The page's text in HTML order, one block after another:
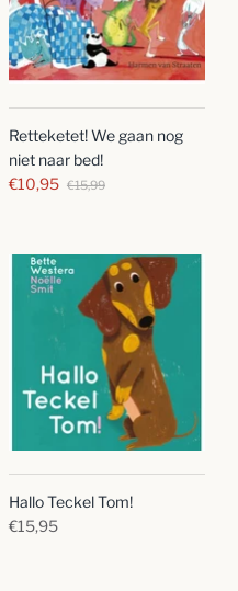
Retteketet! We gaan nog
niet naar bed!
€10,95 €15,99
Hallo Teckel Tom!
€15,95